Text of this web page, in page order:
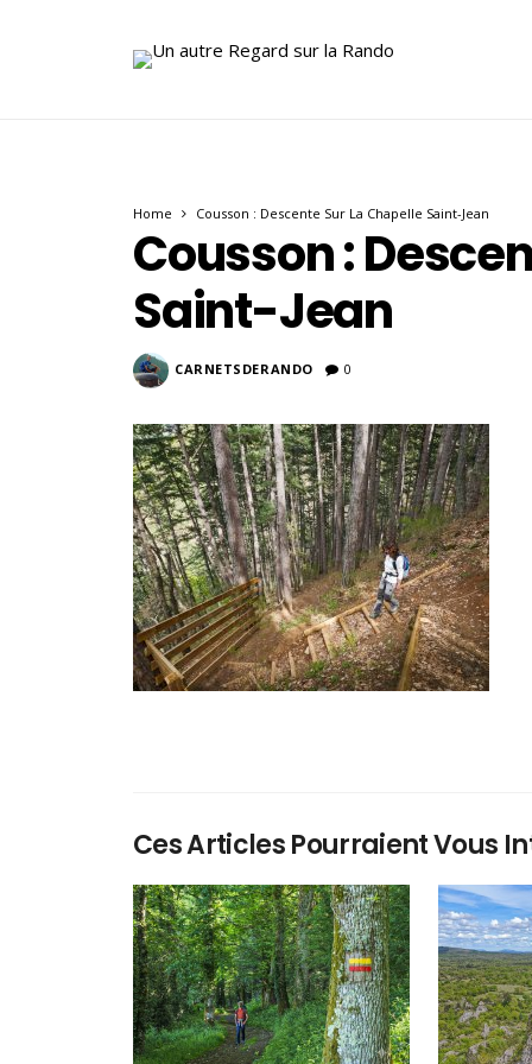
Home Cousson : Descente Sur La Chapelle Saint-Jean
Cousson :
Saint-Jean
CARNETSDERANDO 0
Ces Articles Pourraient Vous